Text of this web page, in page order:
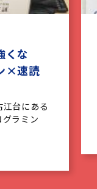
くな
×速読
台にある
ラミン